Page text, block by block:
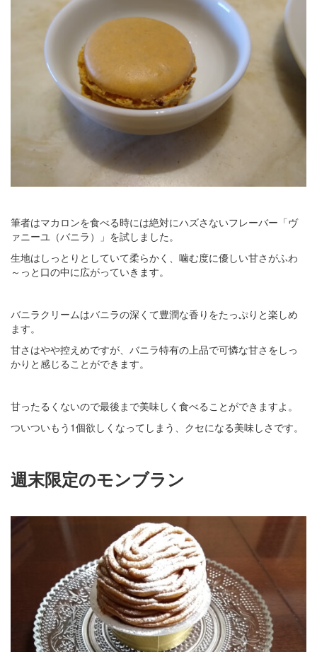
筆者はマカロンを食べる時には絶対にハズさないフレーバー「ヴ
ァニーユ（バニラ）」を試しました。
生地はしっとりとしていて柔らかく、噛む度に優しい甘さがふわ
～っと口の中に広がっていきます。
バニラクリームはバニラの深くて豊潤な香りをたっぷりと楽しめ
ます。
甘さはやや控えめですが、バニラ特有の上品で可憐な甘さをしっ
かりと感じることができます。
甘ったるくないので最後まで美味しく食べることができますよ。
ついついもう1個欲しくなってしまう、クセになる美味しさです。
週末限定のモンブラン